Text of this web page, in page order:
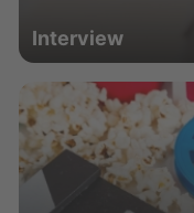
Interview